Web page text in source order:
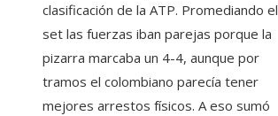
clasificación de la ATP. Promediando el
set las fuerzas iban parejas porque la
pizarra marcaba un 4-4, aunque por
tramos el colombiano parecía tener
mejores arrestos físicos. A eso sumó